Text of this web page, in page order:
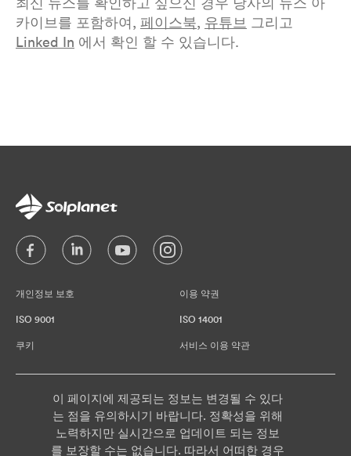
카이브를 포함하여, 페이스북, 유튜브 그리고
Linked In 에서 확인 할 수 있습니다.
개인정보 보호 이용 약권
ISO 9001 ISO 14001
쿠키 서비스 이용 약관
이 페이지에 제공되는 정보는 변경될 수 있다
는 점을 유의하시기 바랍니다. 정확성을 위해
노력하지만 실시간으로 업데이트 되는 정보
를 보장할 수는 없습니다. 따라서 어떠한 경우